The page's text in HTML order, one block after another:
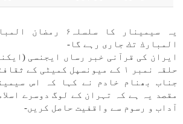
المبارك تك جاری رہے گا-
ايران كی قرآنی خبر رساں ايجنسی
حلقہ نمبر ۱ كے ميونسپل كمیٹی
جناب بھنام خادم نے كہا كہ اس
مقصد یہ ہے كہ تہران كے لوگ دوسرے
آداب و رسوم سے واقفيت حاصل كریں-